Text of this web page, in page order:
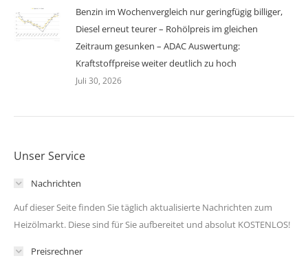
Benzin im Wochenvergleich nur geringfügig billiger,
Diesel erneut teurer – Rohölpreis im gleichen
Zeitraum gesunken – ADAC Auswertung:
Kraftstoffpreise weiter deutlich zu hoch
Juli 30, 2026
Unser Service
Nachrichten
Auf dieser Seite finden Sie täglich aktualisierte Nachrichten zum
Heizölmarkt. Diese sind für Sie aufbereitet und absolut KOSTENLOS!
Preisrechner